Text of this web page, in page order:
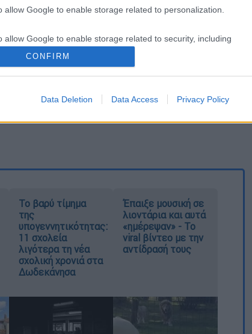
allow Google to enable storage related to personalization.
allow Google to enable storage related to security, including
functionality and fraud prevention, and other user protection.
CONFIRM
Data Deletion Data Access Privacy Policy
Το βαρύ τίμημα
της
υπογεννητικότητας:
11 σχολεία
λιγότερα τη νέα
σχολική χρονιά στα
Δωδεκάνησα
Έπαιξε μουσική σε
λιοντάρια και αυτά
«ημέρεψαν» - Το
viral βίντεο με την
αντίδρασή τους